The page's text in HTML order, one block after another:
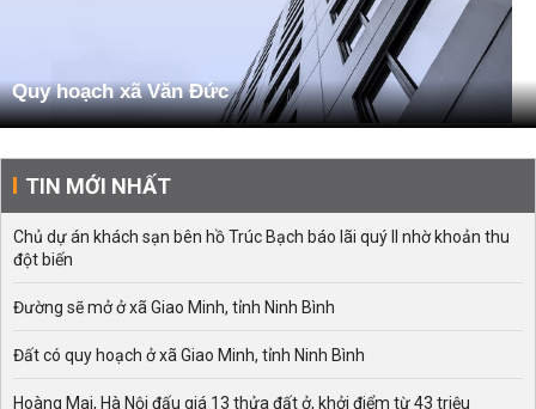
Quy hoạch xã Văn Đức
TIN MỚI NHẤT
Chủ dự án khách sạn bên hồ Trúc Bạch báo lãi quý II nhờ khoản thu
đột biến
Đường sẽ mở ở xã Giao Minh, tỉnh Ninh Bình
Đất có quy hoạch ở xã Giao Minh, tỉnh Ninh Bình
Hoàng Mai, Hà Nội đấu giá 13 thửa đất ở, khởi điểm từ 43 triệu